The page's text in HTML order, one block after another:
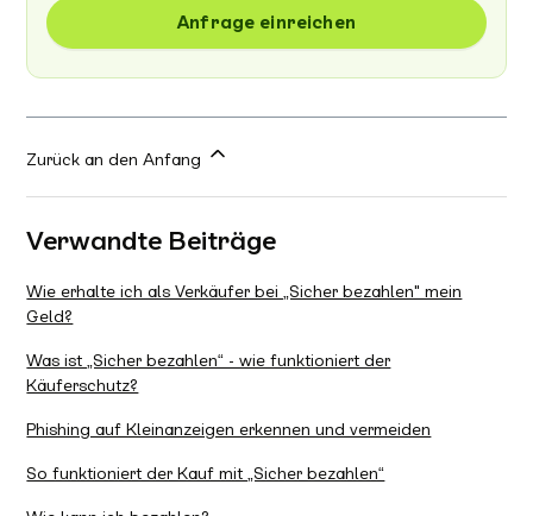
Anfrage einreichen
Zurück an den Anfang
Verwandte Beiträge
Wie erhalte ich als Verkäufer bei „Sicher bezahlen" mein
Geld?
Was ist „Sicher bezahlen“ - wie funktioniert der
Käuferschutz?
Phishing auf Kleinanzeigen erkennen und vermeiden
So funktioniert der Kauf mit „Sicher bezahlen“